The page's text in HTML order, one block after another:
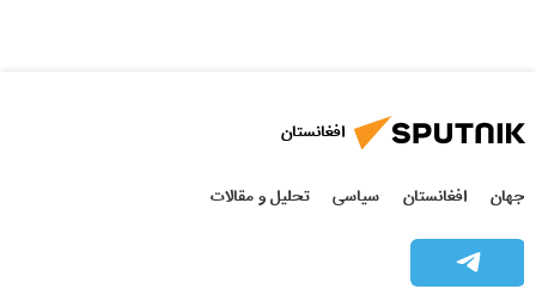
افغانستان
جهان افغانستان سیاسی تحلیل و مقالات